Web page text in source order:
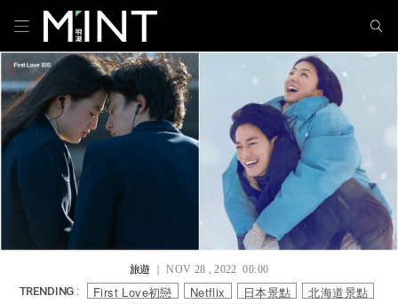
旅遊｜ NOV 28 , 2022 00:00
TRENDING : First Love初戀 Netflix 日本景點
北海道景點